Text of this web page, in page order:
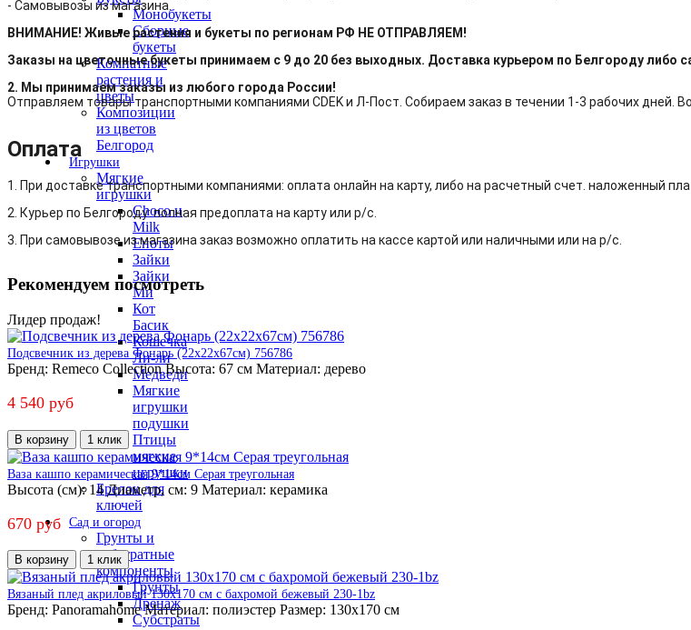
Монобукеты
Сборные
букеты
Комнатные
растения и
цветы
Композиции
из цветов
Белгород
Игрушки
Мягкие
игрушки
Choco и
Milk
Еноты
Зайки
Зайки
Ми
Кот
Басик
Кошечка
Ли-ли
Медведи
Мягкие
игрушки
подушки
Птицы
мягкие
игрушки
Брелок для
ключей
Сад и огород
Грунты и
субстратные
компоненты
Грунты
Дренаж
Субстраты
- Самовывозы из магазина.
ВНИМАНИЕ! Живые растения и букеты по регионам РФ НЕ ОТПРАВЛЯЕМ!
Заказы на цветочные букеты принимаем с 9 до 20 без выходных. Доставка курьером по Белгороду либо
2. Мы принимаем заказы из любого города России!
Отправляем товары транспортными компаниями CDEK и Л-Пост. Собираем заказ в течении 1-3 рабочих дней.
Оплата
1. При доставке транспортными компаниями: оплата онлайн на карту, либо на расчетный счет. наложенный
2. Курьер по Белгороду: полная предоплата на карту или р/с.
3. При самовывозе из магазина заказ возможно оплатить на кассе картой или наличными или на р/с.
Рекомендуем посмотреть
Лидер продаж!
Подсвечник из дерева Фонарь (22х22х67см) 756786
Бренд: Remeco Collection Высота: 67 см Материал: дерево
4 540 руб
В корзину 1 клик
Ваза кашпо керамическая 9*14см Серая треугольная
Высота (см): 14 Диаметр, см: 9 Материал: керамика
670 руб
В корзину 1 клик
Вязаный плед акриловый 130х170 см с бахромой бежевый 230-1bz
Бренд: Panoramahome Материал: полиэстер Размер: 130х170 см